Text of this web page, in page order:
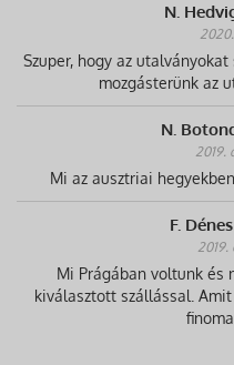
N.
Szuper, hogy az
mozgásterünk az
N.
2019.
Mi az ausztriai
F. Dénes
2019.
Mi Prágában voltunk és
kiválasztott szállással.